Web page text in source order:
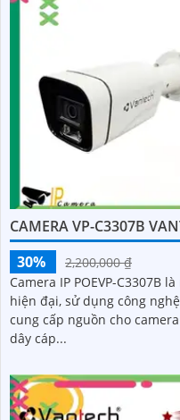
CAMERA VP-C3307B
30%
2,200,000 ₫
Camera IP POEVP-C3307B
hiện đại, sử dụng công
cung cấp nguồn cho
dây cáp...